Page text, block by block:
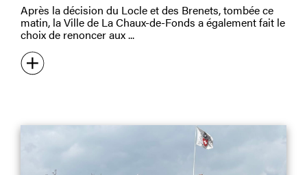
Après la décision du Locle et des Brenets, tombée ce
matin, la Ville de La Chaux-de-Fonds a également fait le
choix de renoncer aux